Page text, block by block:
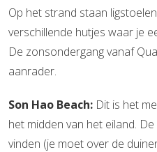
Op het strand staan
verschillende hutjes waar je
De zonsondergang vanaf
aanrader.
Son Hao Beach: Dit is het
het midden van het eiland.
vinden (je moet over de